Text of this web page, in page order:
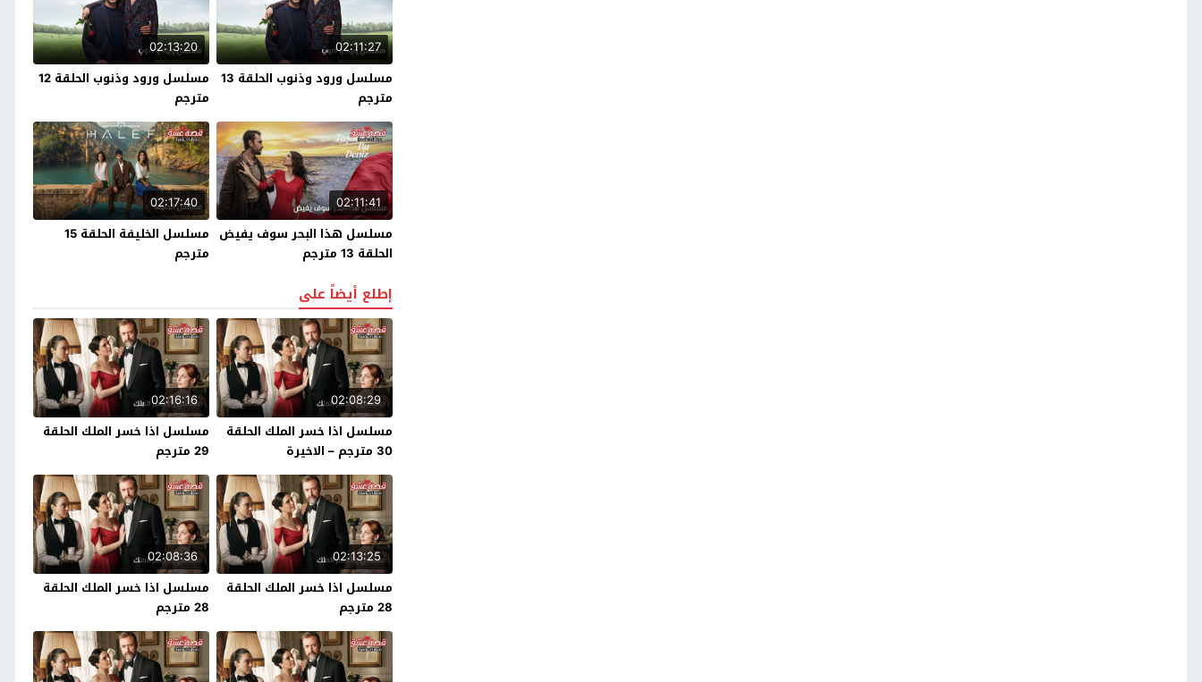
02:11:27
مسلسل ورود وذنوب الحلقة 13
مترجم
02:13:20
مسلسل ورود وذنوب الحلقة 12
مترجم
02:11:41
مسلسل هذا البحر سوف يفيض
الحلقة 13 مترجم
02:17:40
مسلسل الخليفة الحلقة 15
مترجم
إطلع أيضاً على
02:08:29
مسلسل اذا خسر الملك الحلقة
30 مترجم – الاخيرة
02:16:16
مسلسل اذا خسر الملك الحلقة
29 مترجم
02:13:25
مسلسل اذا خسر الملك الحلقة
28 مترجم
02:08:36
مسلسل اذا خسر الملك الحلقة
28 مترجم